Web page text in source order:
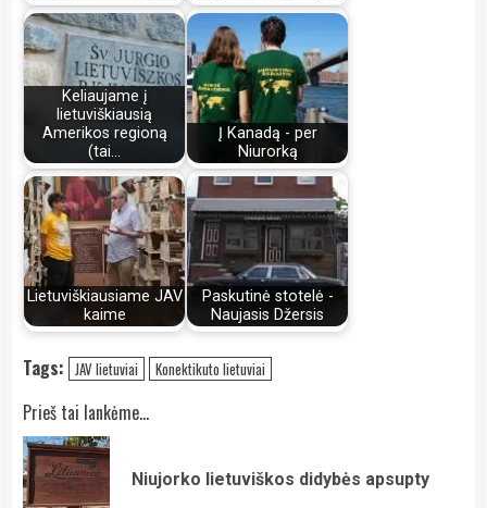
Keliaujame į
lietuviškiausią
Amerikos regioną
(tai…
Į Kanadą - per
Niurorką
Lietuviškiausiame JAV
kaime
Paskutinė stotelė -
Naujasis Džersis
Tags: JAV lietuviai Konektikuto lietuviai
Continue
Reading
Prieš tai lankėme...
Niujorko lietuviškos didybės apsupty